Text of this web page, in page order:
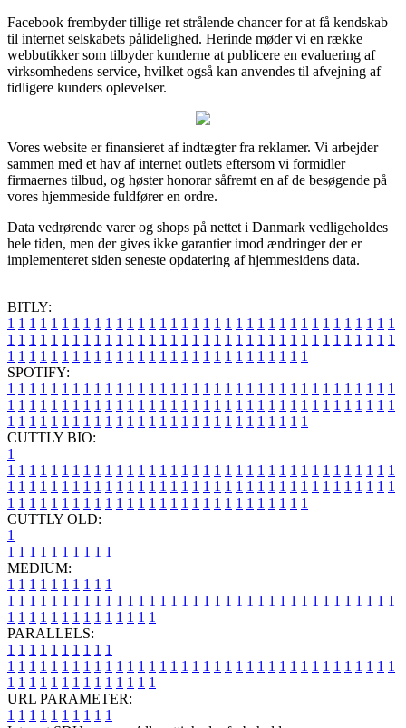
Facebook frembyder tillige ret strålende chancer for at få kendskab
til internet selskabets pålidelighed. Herinde møder vi en række
webbutikker som tilbyder kunderne at publicere en evaluering af
virksomhedens service, hvilket også kan anvendes til afvejning af
tidligere kunders oplevelser.
Vores website er finansieret af indtægter fra reklamer. Vi arbejder
sammen med et hav af internet outlets eftersom vi formidler
firmaernes tilbud, og høster honorar såfremt en af de besøgende på
vores hjemmeside fuldfører en ordre.
Data vedrørende varer og shops på nettet i Danmark vedligeholdes
hele tiden, men der gives ikke garantier imod ændringer der er
implementeret siden seneste opdatering af hjemmesidens data.
BITLY:
1 1 1 1 1 1 1 1 1 1 1 1 1 1 1 1 1 1 1 1 1 1 1 1 1 1 1 1 1 1 1 1 1 1 1 1
1 1 1 1 1 1 1 1 1 1 1 1 1 1 1 1 1 1 1 1 1 1 1 1 1 1 1 1 1 1 1 1 1 1 1 1
1 1 1 1 1 1 1 1 1 1 1 1 1 1 1 1 1 1 1 1 1 1 1 1 1 1 1 1
SPOTIFY:
1 1 1 1 1 1 1 1 1 1 1 1 1 1 1 1 1 1 1 1 1 1 1 1 1 1 1 1 1 1 1 1 1 1 1 1
1 1 1 1 1 1 1 1 1 1 1 1 1 1 1 1 1 1 1 1 1 1 1 1 1 1 1 1 1 1 1 1 1 1 1 1
1 1 1 1 1 1 1 1 1 1 1 1 1 1 1 1 1 1 1 1 1 1 1 1 1 1 1 1
CUTTLY BIO:
1
1 1 1 1 1 1 1 1 1 1 1 1 1 1 1 1 1 1 1 1 1 1 1 1 1 1 1 1 1 1 1 1 1 1 1 1
1 1 1 1 1 1 1 1 1 1 1 1 1 1 1 1 1 1 1 1 1 1 1 1 1 1 1 1 1 1 1 1 1 1 1 1
1 1 1 1 1 1 1 1 1 1 1 1 1 1 1 1 1 1 1 1 1 1 1 1 1 1 1 1
CUTTLY OLD:
1
1 1 1 1 1 1 1 1 1 1
MEDIUM:
1 1 1 1 1 1 1 1 1 1
1 1 1 1 1 1 1 1 1 1 1 1 1 1 1 1 1 1 1 1 1 1 1 1 1 1 1 1 1 1 1 1 1 1 1 1
1 1 1 1 1 1 1 1 1 1 1 1 1 1
PARALLELS:
1 1 1 1 1 1 1 1 1 1
1 1 1 1 1 1 1 1 1 1 1 1 1 1 1 1 1 1 1 1 1 1 1 1 1 1 1 1 1 1 1 1 1 1 1 1
1 1 1 1 1 1 1 1 1 1 1 1 1 1
URL PARAMETER:
1 1 1 1 1 1 1 1 1 1